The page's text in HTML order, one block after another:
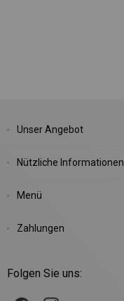
Unser Angebot
Nützliche Informationen
Menü
Zahlungen
Folgen Sie uns: